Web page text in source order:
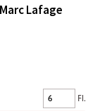
Lafage
Fl.